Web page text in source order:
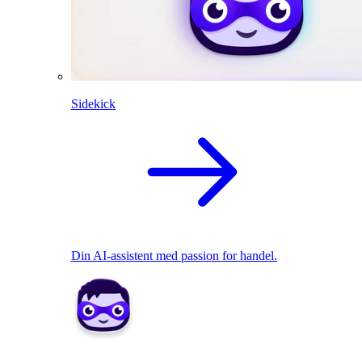
Sidekick
Din AI-assistent med passion for handel.